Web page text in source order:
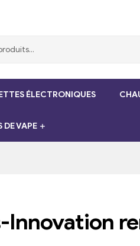
ÉLECTRONIQUES
DE VAPE
Innovation